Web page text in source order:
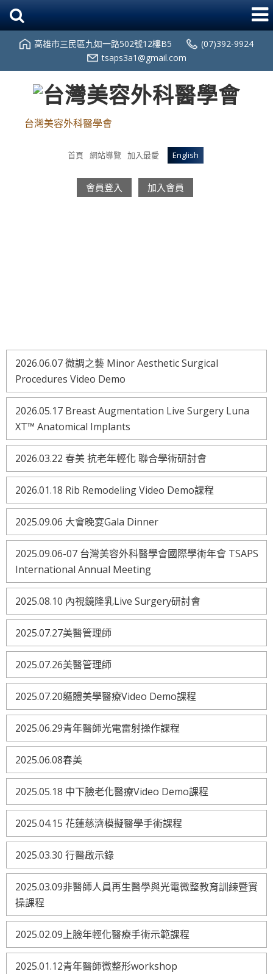
高雄市三民區九如一路502號12樓B5
(07)392-9924
tsaps3a1@gmail.com
台灣美容外科醫學會
首頁 網站導覽 加入最愛 English
會員登入 加入會員
2026.06.07 微調之藝 Minor Aesthetic Surgical
Procedures Video Demo
2026.05.17 Breast Augmentation Live Surgery Luna
XT™ Anatomical Implants
2026.03.22 春美 抗老年輕化 聯合學術研討會
2026.01.18 Rib Remodeling Video Demo課程
2025.09.06 大會晚宴Gala Dinner
2025.09.06-07 台灣美容外科醫學會國際學術年會 TSAPS
International Annual Meeting
2025.08.10 內視鏡隆乳Live Surgery研討會
2025.07.27美醫管理師
2025.07.26美醫管理師
2025.07.20軀體美學醫療Video Demo課程
2025.06.29青年醫師光電雷射操作課程
2025.06.08春美
2025.05.18 中下臉老化醫療Video Demo課程
2025.04.15 花蓮慈濟模擬醫學手術課程
2025.03.30 行醫啟示錄
2025.03.09非醫師人員再生醫學與光電微整教育訓練暨實
操課程
2025.02.09上臉年輕化醫療手術示範課程
2025.01.12青年醫師微整形workshop